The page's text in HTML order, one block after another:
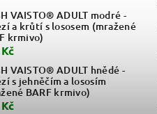
VAISTO® ADULT modré -
a krůtí s lososem (mražené
krmivo)
VAISTO® ADULT hnědé -
s jehněčím a lososím
BARF krmivo)